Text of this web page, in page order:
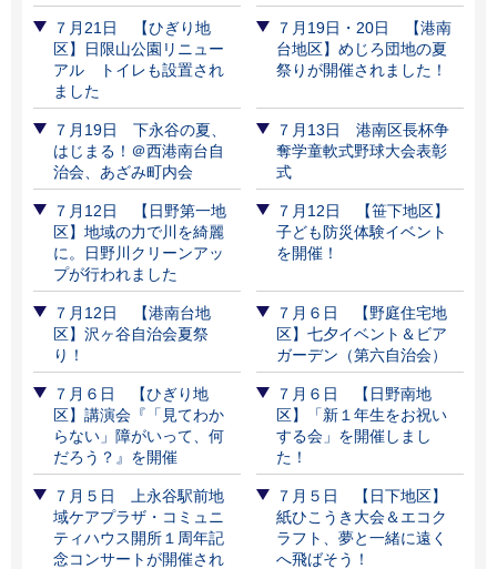
７月21日 【ひぎり地
区】日限山公園リニュー
アル トイレも設置され
ました
７月19日・20日 【港南
台地区】めじろ団地の夏
祭りが開催されました！
７月19日 下永谷の夏、
はじまる！＠西港南台自
治会、あざみ町内会
７月13日 港南区長杯争
奪学童軟式野球大会表彰
式
７月12日 【日野第一地
区】地域の力で川を綺麗
に。日野川クリーンアッ
プが行われました
７月12日 【笹下地区】
子ども防災体験イベント
を開催！
７月12日 【港南台地
区】沢ヶ谷自治会夏祭
り！
７月６日 【野庭住宅地
区】七夕イベント＆ビア
ガーデン（第六自治会）
７月６日 【ひぎり地
区】講演会『「見てわか
らない」障がいって、何
だろう？』を開催
７月６日 【日野南地
区】「新１年生をお祝い
する会」を開催しまし
た！
７月５日 上永谷駅前地
域ケアプラザ・コミュニ
ティハウス開所１周年記
念コンサートが開催され
７月５日 【日下地区】
紙ひこうき大会＆エコク
ラフト、夢と一緒に遠く
へ飛ばそう！